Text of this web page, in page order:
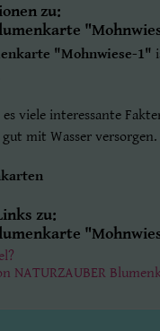
zu:
"Mohnwiese-1"
viele interessante
mit Wasser versorgen.
zu:
NATURZAUBER